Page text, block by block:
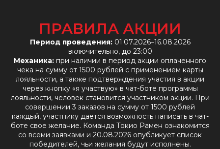
ПРАВИЛА АКЦИИ
Период проведения: 01.07.2026–16.08.2026
включительно, до 23:00
Механика: при наличии в период акции оплаченного
чека на сумму от 1500 рублей с применением карты
лояльности, а также подтверждения участия в акции
через кнопку «я участвую» в чат-боте программы
лояльности, человек становится участником акции. При
совершении 3 заказов на сумму от 1500 рублей
каждый, участнику дается возможность написать в чат-
боте свое желание. Команда Токио Рамен ознакомится
со всеми заявками и 20.08.2026 опубликует список
победителей, чьи желания будут исполнены.